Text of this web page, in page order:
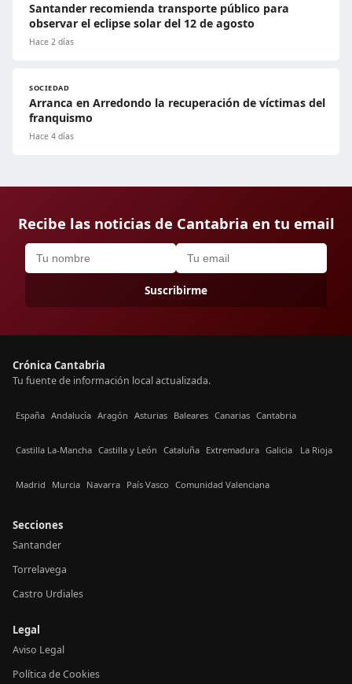
Santander recomienda transporte público para
observar el eclipse solar del 12 de agosto
Hace 2 días
SOCIEDAD
Arranca en Arredondo la recuperación de víctimas del
franquismo
Hace 4 días
Recibe las noticias de Cantabria en tu email
Suscribirme
Crónica Cantabria
Tu fuente de información local actualizada.
España Andalucía Aragón Asturias Baleares Canarias Cantabria
Castilla La-Mancha Castilla y León Cataluña Extremadura Galicia La Rioja
Madrid Murcia Navarra País Vasco Comunidad Valenciana
Secciones
Santander
Torrelavega
Castro Urdiales
Legal
Aviso Legal
Política de Cookies